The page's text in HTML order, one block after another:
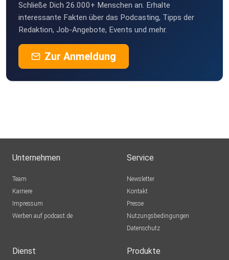
Schließe Dich 26.000+ Menschen an. Erhalte
interessante Fakten über das Podcasting, Tipps der
Redaktion, Job-Angebote, Events und mehr.
Zur Anmeldung
Unternehmen
Team
Karriere
Impressum
Werben auf podcast.de
Service
Newsletter
Kontakt
Presse
Nutzungsbedingungen
Datenschutz
Dienst Produkte